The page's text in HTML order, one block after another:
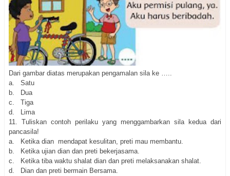
Dari gambar diatas merupakan pengamalan sila ke …..
a. Satu
b. Dua
c. Tiga
d. Lima
11. Tuliskan contoh perilaku yang menggambarkan sila kedua dari
pancasila!
a. Ketika dian mendapat kesulitan, preti mau membantu.
b. Ketika ujian dian dan preti bekerjasama.
c. Ketika tiba waktu shalat dian dan preti melaksanakan shalat.
d. Dian dan preti bermain Bersama.